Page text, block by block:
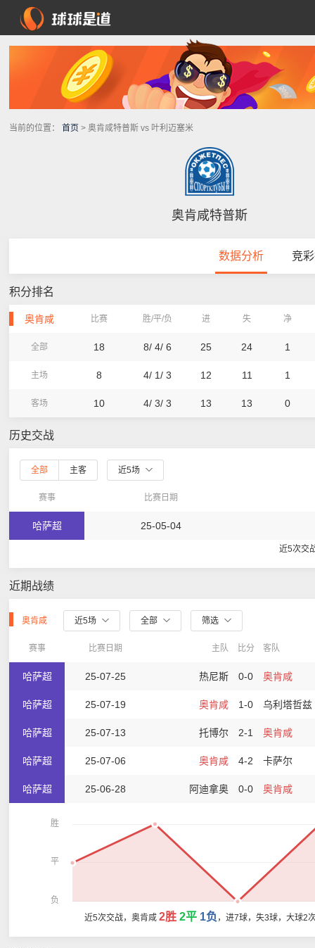
当前的位置： 首页 > 奥肯咸特普斯 vs 叶利迈塞米
奥肯咸特普斯
数据分析 竞
积分排名
奥肯咸 比赛 胜/平/负 进 失 净
全部 18 8/ 4/ 6 25 24 1
主场 8 4/ 1/ 3 12 11 1
客场 10 4/ 3/ 3 13 13 0
历史交战
全部 主客 近5场
赛事 比赛日期
哈萨超 25-05-04
近5次交
近期战绩
奥肯咸 近5场 全部 筛选
赛事 比赛日期 主队 比分 客队
哈萨超 25-07-25 热尼斯 0-0 奥肯咸
哈萨超 25-07-19 奥肯咸 1-0 乌利塔哲兹
哈萨超 25-07-13 托博尔 2-1 奥肯咸
哈萨超 25-07-06 奥肯咸 4-2 卡萨尔
哈萨超 25-06-28 阿迪拿奥 0-0 奥肯咸
胜
平
负
近5次交战，奥肯咸 2胜 2平 1负 ，进7球，失3球，大球2